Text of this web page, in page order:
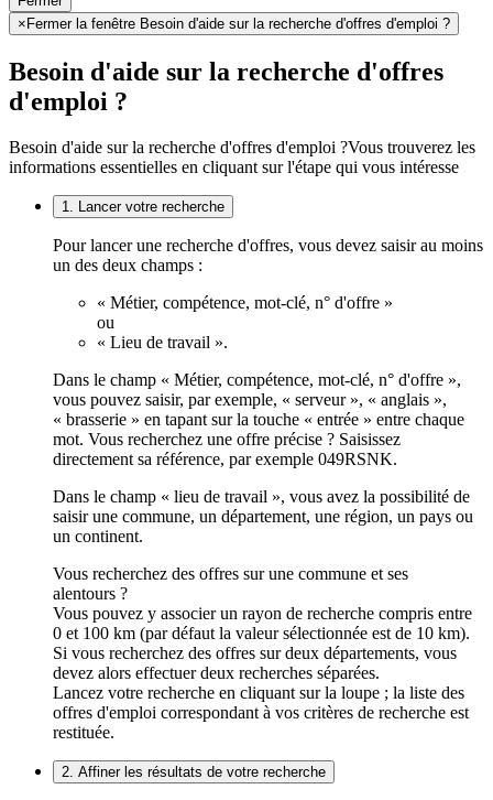
×Fermer la fenêtre Besoin d'aide sur la recherche d'offres d'emploi ?
Besoin d'aide sur la recherche d'offres
d'emploi ?
Besoin d'aide sur la recherche d'offres d'emploi ?Vous trouverez les
informations essentielles en cliquant sur l'étape qui vous intéresse
1. Lancer votre recherche
Pour lancer une recherche d'offres, vous devez saisir au moins
un des deux champs :
« Métier, compétence, mot-clé, n° d'offre »
ou
« Lieu de travail ».
Dans le champ « Métier, compétence, mot-clé, n° d'offre »,
vous pouvez saisir, par exemple, « serveur », « anglais »,
« brasserie » en tapant sur la touche « entrée » entre chaque
mot. Vous recherchez une offre précise ? Saisissez
directement sa référence, par exemple 049RSNK.
Dans le champ « lieu de travail », vous avez la possibilité de
saisir une commune, un département, une région, un pays ou
un continent.
Vous recherchez des offres sur une commune et ses
alentours ?
Vous pouvez y associer un rayon de recherche compris entre
0 et 100 km (par défaut la valeur sélectionnée est de 10 km).
Si vous recherchez des offres sur deux départements, vous
devez alors effectuer deux recherches séparées.
Lancez votre recherche en cliquant sur la loupe ; la liste des
offres d'emploi correspondant à vos critères de recherche est
restituée.
2. Affiner les résultats de votre recherche